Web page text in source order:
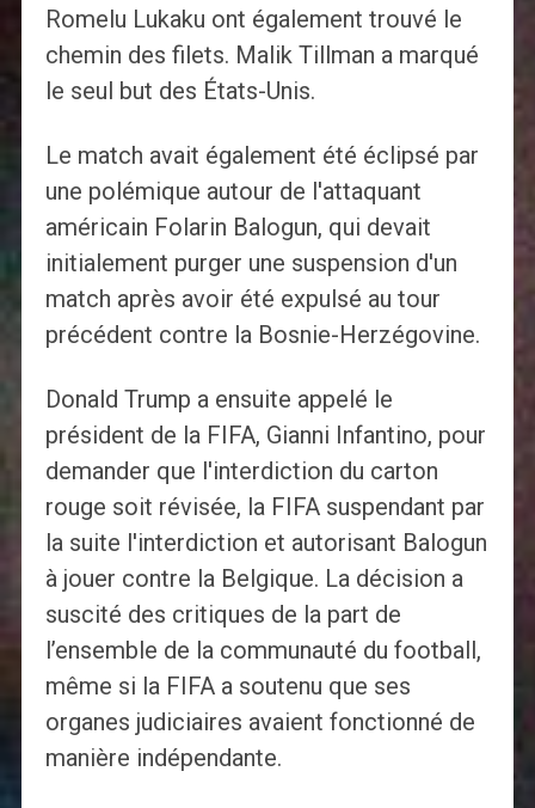
Romelu Lukaku ont également trouvé le
chemin des filets. Malik Tillman a marqué
le seul but des États-Unis.
Le match avait également été éclipsé par
une polémique autour de l'attaquant
américain Folarin Balogun, qui devait
initialement purger une suspension d'un
match après avoir été expulsé au tour
précédent contre la Bosnie-Herzégovine.
Donald Trump a ensuite appelé le
président de la FIFA, Gianni Infantino, pour
demander que l'interdiction du carton
rouge soit révisée, la FIFA suspendant par
la suite l'interdiction et autorisant Balogun
à jouer contre la Belgique. La décision a
suscité des critiques de la part de
l’ensemble de la communauté du football,
même si la FIFA a soutenu que ses
organes judiciaires avaient fonctionné de
manière indépendante.